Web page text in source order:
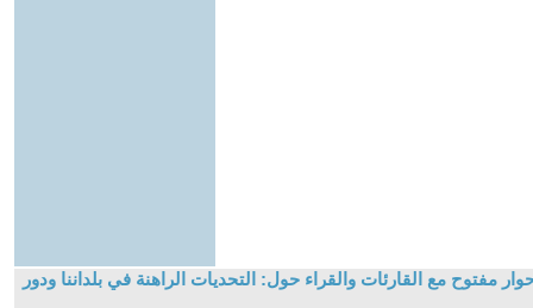
مفتوح مع القارئات والقراء حول: التحديات الراهنة في بلداننا ودور